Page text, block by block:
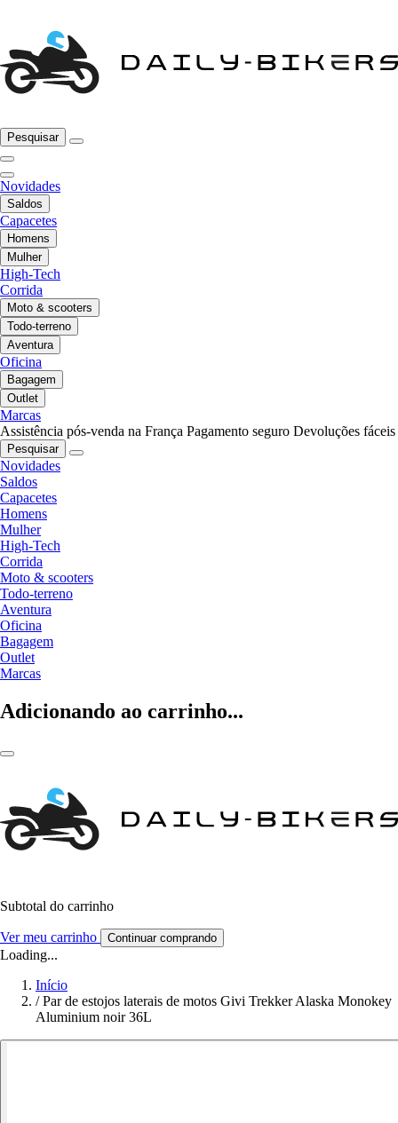
Pesquisar
Novidades
Saldos
Capacetes
Homens
Mulher
High-Tech
Corrida
Moto & scooters
Todo-terreno
Aventura
Oficina
Bagagem
Outlet
Marcas
Assistência pós-venda na França Pagamento seguro Devoluções fáceis
Pesquisar
Novidades
Saldos
Capacetes
Homens
Mulher
High-Tech
Corrida
Moto & scooters
Todo-terreno
Aventura
Oficina
Bagagem
Outlet
Marcas
Adicionando ao carrinho...
Subtotal do carrinho
Ver meu carrinho Continuar comprando
Loading...
Início
/ Par de estojos laterais de motos Givi Trekker Alaska Monokey
Aluminium noir 36L